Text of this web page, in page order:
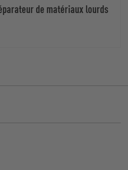
de matériaux lourds